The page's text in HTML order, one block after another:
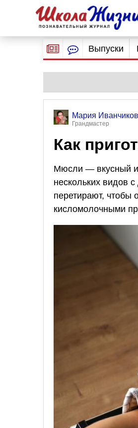
Выпуски
Мария
Грандмастер
Как
Мюсли — вкусный и
нескольких видов
перетирают, чтобы
кисломолочными